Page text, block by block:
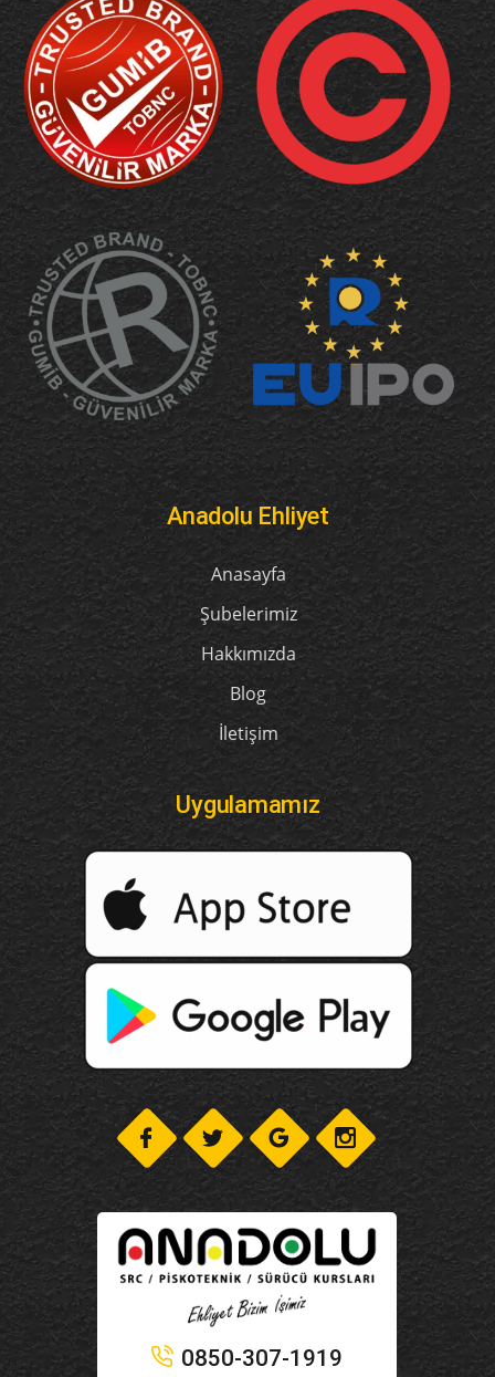
Anadolu Ehliyet
Anasayfa
Şubelerimiz
Hakkımızda
Blog
İletişim
Uygulamamız
0850-307-1919